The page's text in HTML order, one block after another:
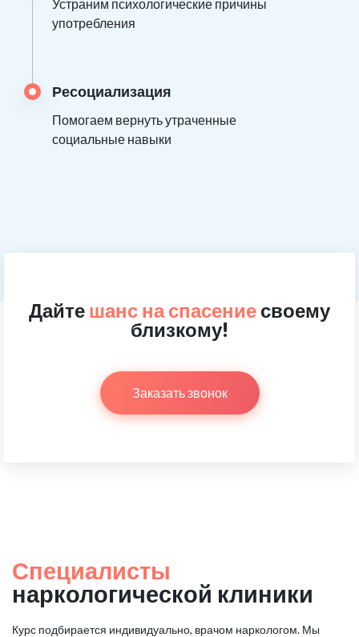
Устраним психологические причины
употребления
Ресоциализация
Помогаем вернуть утраченные
социальные навыки
Дайте шанс на спасение своему
близкому!
Заказать звонок
Специалисты
наркологической клиники
Курс подбирается индивидуально, врачом наркологом. Мы